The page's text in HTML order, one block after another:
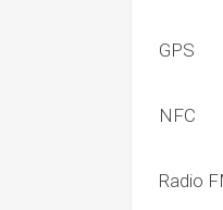
GPS
NFC
Radio